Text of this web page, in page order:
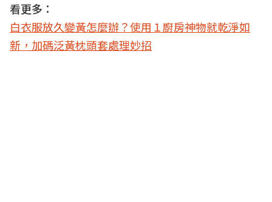
看更多：
白衣服放久變黃怎麼辦？使用１廚房神物就乾淨如
新，加碼泛黃枕頭套處理妙招